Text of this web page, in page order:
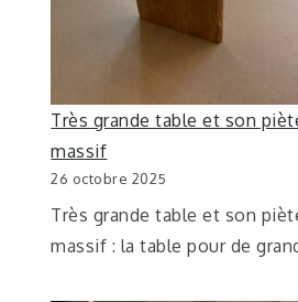
Très grande table et son
massif
26 octobre 2025
Très grande table et son
massif : la table pour de